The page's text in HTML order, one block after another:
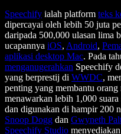
Speechify ialah platform teks
dipercayai oleh lebih 50 juta
daripada 500,000 ulasan lima
ucapannya iOS, Android,
aplikasi desktop Mac. Pada
menganugerahkan Speechify
yang berprestij di WWDC,
penting yang membantu
menawarkan lebih 1,000
dan digunakan di hampir 200
Snoop Dogg dan Gwyneth
Speechify Studio